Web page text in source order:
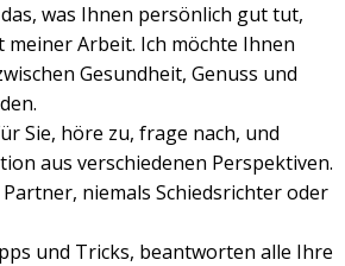
was Ihnen persönlich gut tut,
Arbeit. Ich möchte Ihnen
Gesundheit, Genuss und
Sie, höre zu, frage nach, und
aus verschiedenen Perspektiven.
niemals Schiedsrichter oder
und Tricks, beantworten alle Ihre